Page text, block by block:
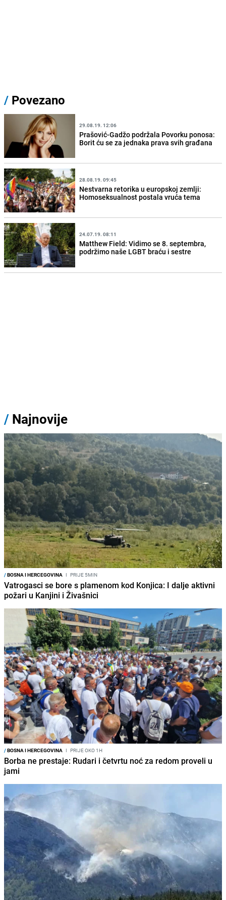
/ Povezano
29.08.19. 12:06
Prašović-Gadžo podržala Povorku ponosa:
Borit ću se za jednaka prava svih građana
28.08.19. 09:45
Nestvarna retorika u europskoj zemlji:
Homoseksualnost postala vruća tema
24.07.19. 08:11
Matthew Field: Vidimo se 8. septembra,
podržimo naše LGBT braću i sestre
/ Najnovije
/BOSNA I HERCEGOVINA I PRIJE 5MIN
Vatrogasci se bore s plamenom kod Konjica: I dalje aktivni
požari u Kanjini i Živašnici
/BOSNA I HERCEGOVINA I PRIJE OKO 1H
Borba ne prestaje: Rudari i četvrtu noć za redom proveli u
jami